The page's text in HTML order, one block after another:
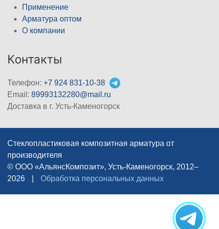
Применение
Арматура оптом
О компании
Контакты
Телефон: +7 924 831-10-38
Email: 89993132280@mail.ru
Доставка в г. Усть-Каменогорск
Стеклопластиковая композитная арматура от
производителя
© ООО «АльянсКомпозит», Усть-Каменогорск, 2012–
2026
Обработка персональных данных